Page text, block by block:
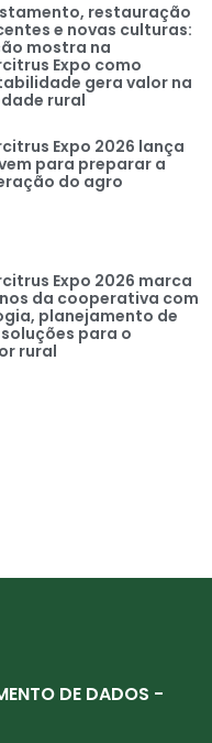
restauração
e novas culturas:
mostra na
Expo como
gera valor na
rural
Expo 2026 lança
para preparar a
do agro
Expo 2026 marca
da cooperativa com
planejamento de
para o
rural
DE DADOS -